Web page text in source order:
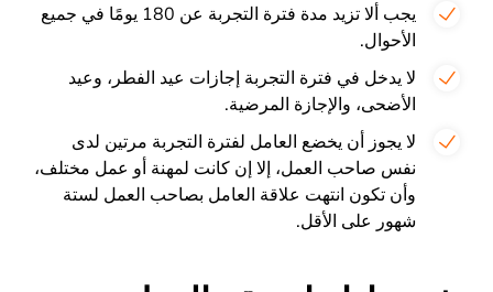
يجب ألا تزيد مدة فترة التجربة عن 180 يومًا في جميع
الأحوال.
لا يدخل في فترة التجربة إجازات عيد الفطر، وعيد
الأضحى، والإجازة المرضية.
لا يجوز أن يخضع العامل لفترة التجربة مرتين لدى
نفس صاحب العمل، إلا إن كانت لمهنة أو عمل مختلف،
وأن تكون انتهت علاقة العامل بصاحب العمل لستة
شهور على الأقل.